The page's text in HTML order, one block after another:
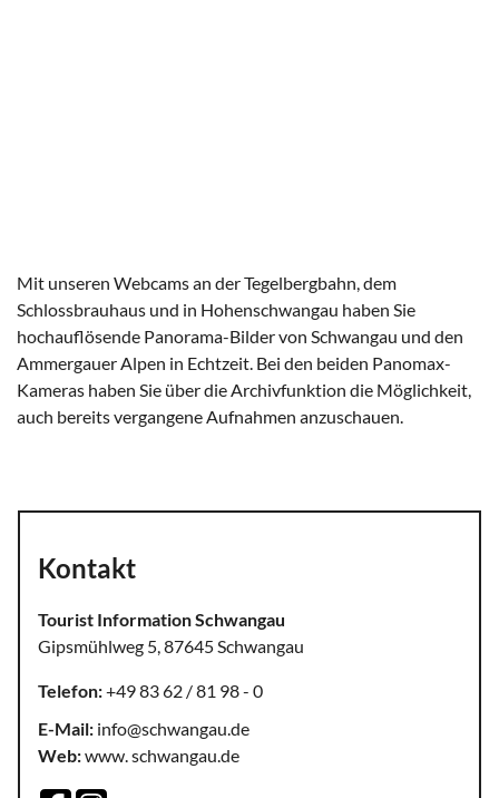
Mit unseren Webcams an der Tegelbergbahn, dem
Schlossbrauhaus und in Hohenschwangau haben Sie
hochauflösende Panorama-Bilder von Schwangau und den
Ammergauer Alpen in Echtzeit. Bei den beiden Panomax-
Kameras haben Sie über die Archivfunktion die Möglichkeit,
auch bereits vergangene Aufnahmen anzuschauen.
Kontakt
Tourist Information Schwangau
Gipsmühlweg 5, 87645 Schwangau
Telefon:+49 83 62 / 81 98 - 0
E-Mail: info@schwangau.de
Web:www. schwangau.de